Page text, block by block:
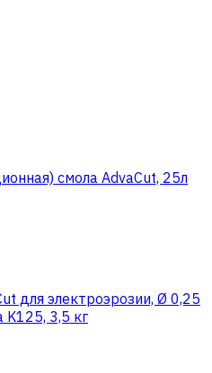
смола AdvaСut, 25л
для электроэрозии, Ø 0,25
3,5 кг